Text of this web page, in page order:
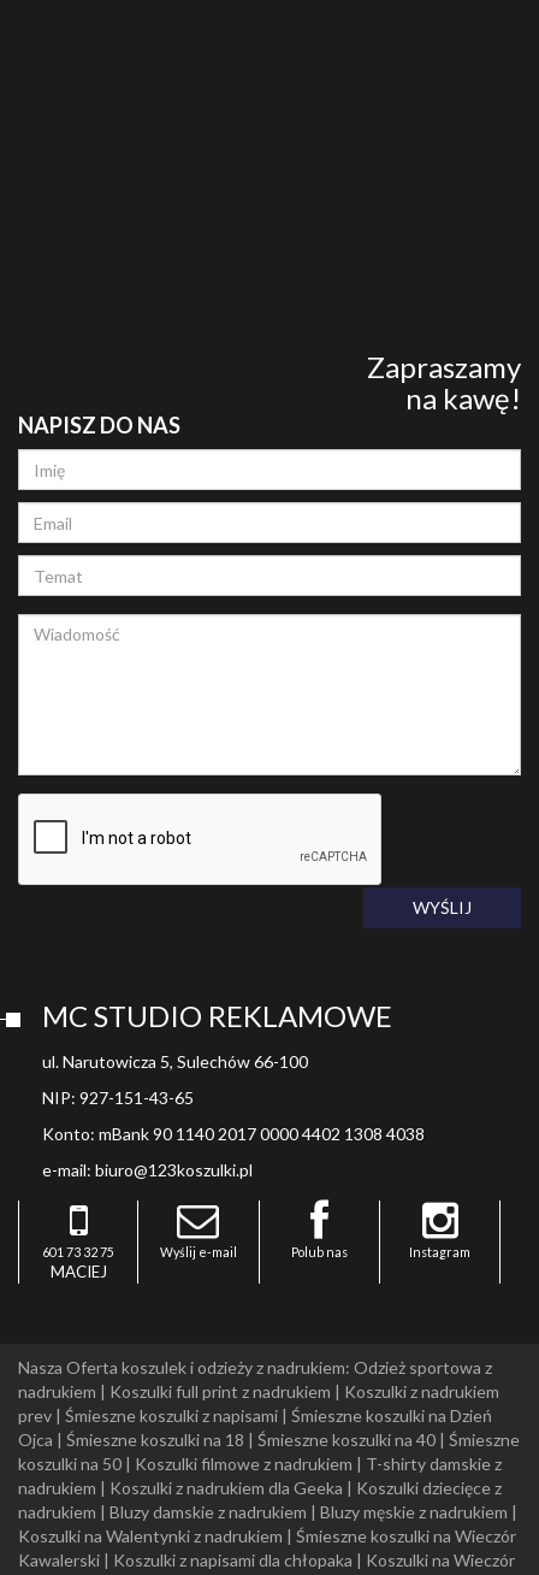
Zapraszamy
na kawę!
NAPISZ DO NAS
WYŚLIJ
MC STUDIO REKLAMOWE
ul. Narutowicza 5, Sulechów 66-100
NIP: 927-151-43-65
Konto: mBank 90 1140 2017 0000 4402 1308 4038
e-mail: biuro@123koszulki.pl
601 73 32 75
MACIEJ
Wyślij e-mail Polub nas Instagram
Nasza Oferta koszulek i odzieży z nadrukiem: Odzież sportowa z
nadrukiem | Koszulki full print z nadrukiem | Koszulki z nadrukiem
prev | Śmieszne koszulki z napisami | Śmieszne koszulki na Dzień
Ojca | Śmieszne koszulki na 18 | Śmieszne koszulki na 40 | Śmieszne
koszulki na 50 | Koszulki filmowe z nadrukiem | T-shirty damskie z
nadrukiem | Koszulki z nadrukiem dla Geeka | Koszulki dziecięce z
nadrukiem | Bluzy damskie z nadrukiem | Bluzy męskie z nadrukiem |
Koszulki na Walentynki z nadrukiem | Śmieszne koszulki na Wieczór
Kawalerski | Koszulki z napisami dla chłopaka | Koszulki na Wieczór